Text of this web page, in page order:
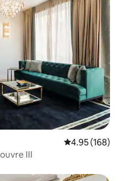
Calificación
4.95 (168)
III